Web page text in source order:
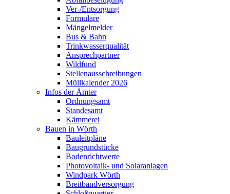
Ver-/Entsorgung
Formulare
Mängelmelder
Bus & Bahn
Trinkwasserqualität
Ansprechpartner
Wildfund
Stellenausschreibungen
Müllkalender 2026
Infos der Ämter
Ordnungsamt
Standesamt
Kämmerei
Bauen in Wörth
Bauleitpläne
Baugrundstücke
Bodenrichtwerte
Photovoltaik- und Solaranlagen
Windpark Wörth
Breitbandversorgung